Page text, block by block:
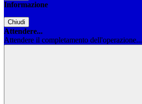
Informazione
Chiudi
Attendere...
Attendere il completamento dell'operazione...